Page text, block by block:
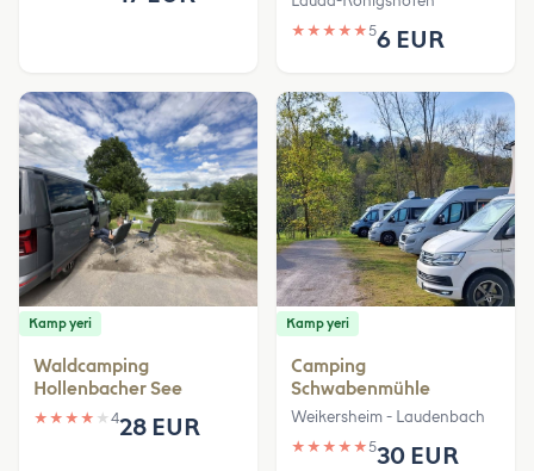
★ ★ ★ ★ ★56 EUR
Kamp yeri
Waldcamping
Hollenbacher See
★ ★ ★ ★ ★ 428 EUR
Kamp yeri
Camping
Schwabenmühle
Weikersheim - Laudenbach
★ ★ ★ ★ ★530 EUR